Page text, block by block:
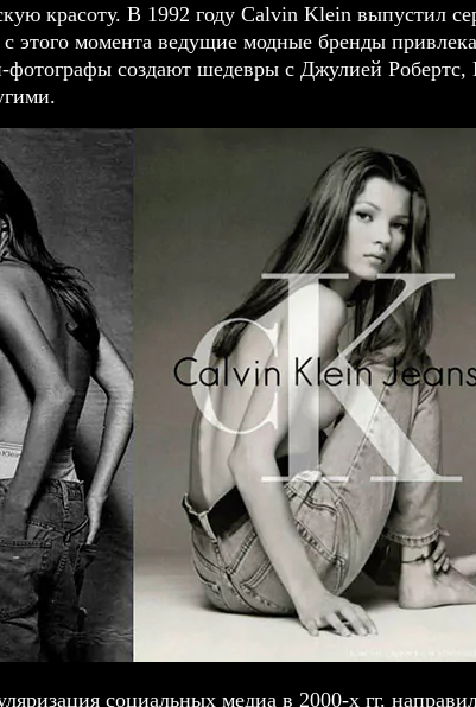
красоту. В 1992 году Calvin Klein выпустил
этого момента ведущие модные бренды
фотографы создают шедевры с Джулией
социальных медиа в 2000-х гг.